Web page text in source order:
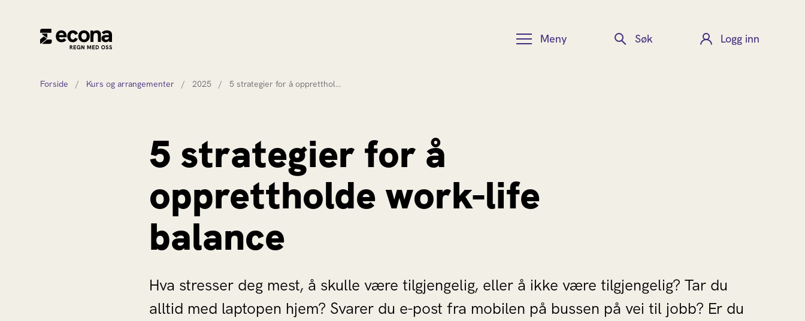
Meny Søk Logg inn
Forside / Kurs og arrangementer / 2025 / 5 strategier for å oppretthol…
5 strategier for å
opprettholde work-life
balance
Hva stresser deg mest, å skulle være tilgjengelig, eller å ikke være tilgjengelig? Tar du
alltid med laptopen hjem? Svarer du e-post fra mobilen på bussen på vei til jobb? Er du